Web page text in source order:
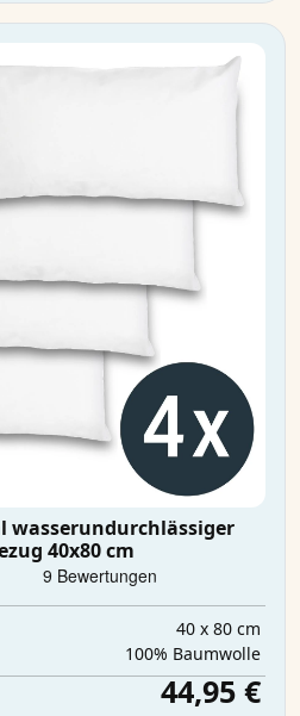
wasserundurchlässiger
40x80 cm
40 x 80 cm
100% Baumwolle
44,95 €